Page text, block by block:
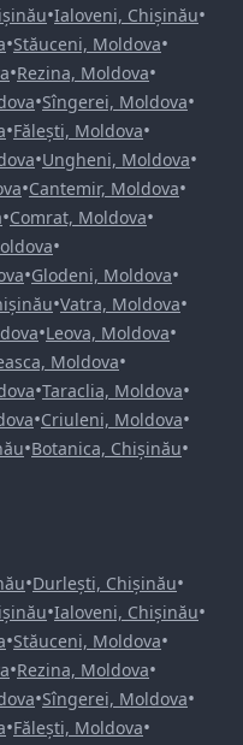
•Ialoveni, Chișinău•
•Stăuceni, Moldova•
•Rezina, Moldova•
•Sîngerei, Moldova•
•Fălești, Moldova•
•Ungheni, Moldova•
•Cantemir, Moldova•
•Comrat, Moldova•
•
•Glodeni, Moldova•
•Vatra, Moldova•
•Leova, Moldova•
Moldova•
•Taraclia, Moldova•
•Criuleni, Moldova•
•Botanica, Chișinău•
•Durlești, Chișinău•
•Ialoveni, Chișinău•
•Stăuceni, Moldova•
•Rezina, Moldova•
•Sîngerei, Moldova•
•Fălești, Moldova•